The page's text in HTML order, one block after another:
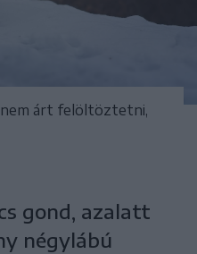
árt felöltöztetni,
gond, azalatt
négylábú